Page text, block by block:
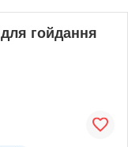
гойдання